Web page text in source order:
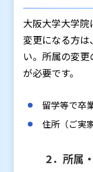
大阪大学大学
変更になる方は
い。所属の変
が必要です。
留学等で卒
住所（ご実
2．所属